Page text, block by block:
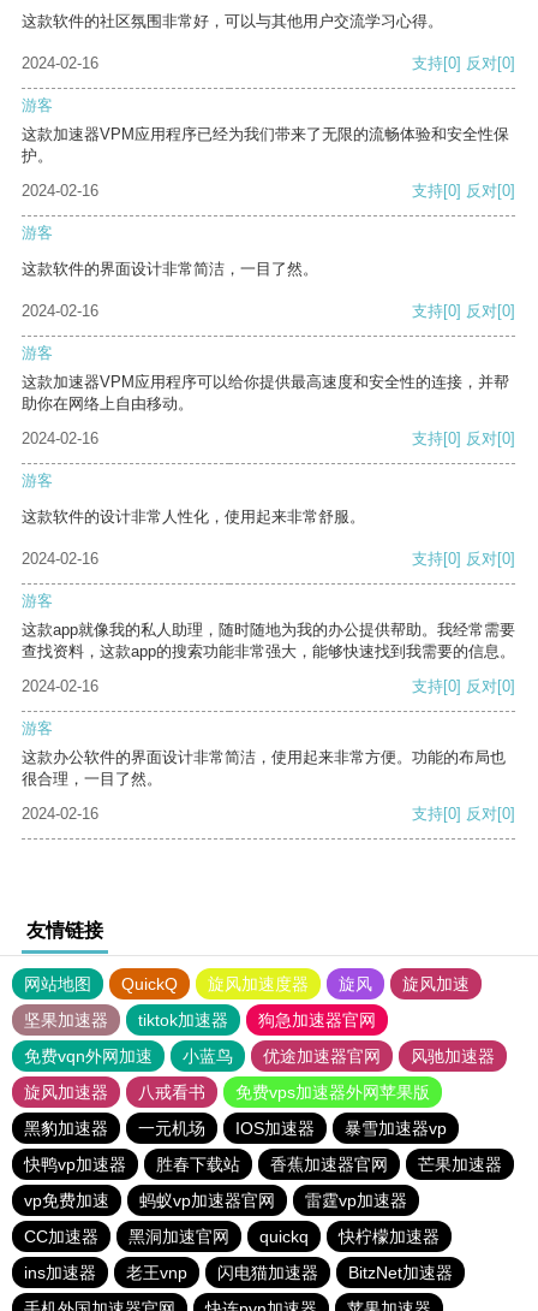
这款软件的社区氛围非常好，可以与其他用户交流学习心得。
2024-02-16 支持[0] 反对[0]
游客
这款加速器VPM应用程序已经为我们带来了无限的流畅体验和安全性保
护。
2024-02-16
支持[0] 反对[0]
游客
这款软件的界面设计非常简洁，一目了然。
2024-02-16 支持[0] 反对[0]
游客
这款加速器VPM应用程序可以给你提供最高速度和安全性的连接，并帮
助你在网络上自由移动。
2024-02-16
支持[0] 反对[0]
游客
这款软件的设计非常人性化，使用起来非常舒服。
2024-02-16 支持[0] 反对[0]
游客
这款app就像我的私人助理，随时随地为我的办公提供帮助。我经常需要
查找资料，这款app的搜索功能非常强大，能够快速找到我需要的信息。
2024-02-16
支持[0] 反对[0]
游客
这款办公软件的界面设计非常简洁，使用起来非常方便。功能的布局也
很合理，一目了然。
2024-02-16
支持[0] 反对[0]
友情链接
网站地图 QuickQ 旋风加速度器 旋风
旋风加速
坚果加速器
tiktok加速器
狗急加速器官网
免费vqn外网加速
小蓝鸟 优途加速器官网
风驰加速器
旋风加速器
八戒看书
免费vps加速器外网苹果版
黑豹加速器
一元机场 IOS加速器
暴雪加速器vp
快鸭vp加速器
胜春下载站 香蕉加速器官网
芒果加速器
vp免费加速
蚂蚁vp加速器官网
雷霆vp加速器
CC加速器
黑洞加速官网 quickq
快柠檬加速器
ins加速器
老王vnp 闪电猫加速器
BitzNet加速器